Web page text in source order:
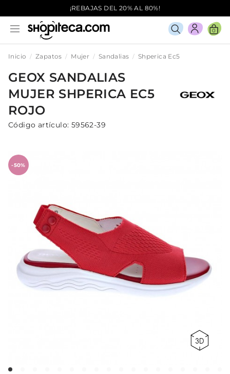
¡REBAJAS DEL 20% AL 80%!
0
Inicio Zapatos Mujer Sandalias Shperica Ec5
GEOX SANDALIAS
MUJER SHPERICA EC5
ROJO
Código artículo: 59562-39
-50%